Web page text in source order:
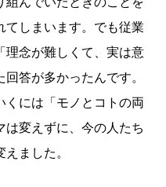
てしまいます。でも従業
理念が難しくて、実は意
答が多かったんです。
くには「モノとコトの両
は変えずに、今の人たち
ました。